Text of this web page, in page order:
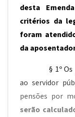
desta
critérios da
foram
da
§ 1º
ao servidor
pensões por
serão